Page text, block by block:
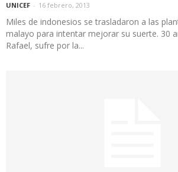
UNICEF - 16 febrero, 2013
Miles de indonesios se trasladaron a las
malayo para intentar mejorar su suerte. 30
Rafael, sufre por la...